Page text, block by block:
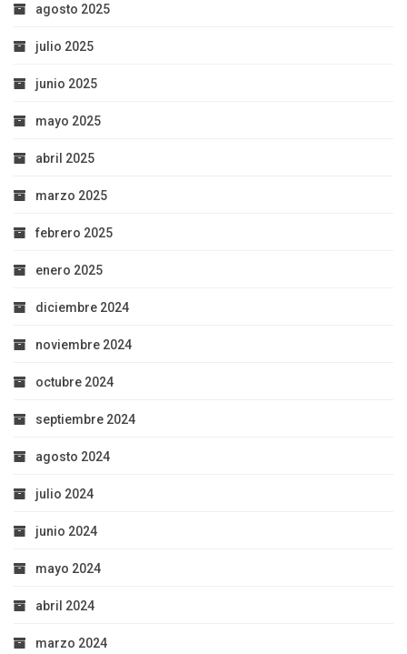
agosto 2025
julio 2025
junio 2025
mayo 2025
abril 2025
marzo 2025
febrero 2025
enero 2025
diciembre 2024
noviembre 2024
octubre 2024
septiembre 2024
agosto 2024
julio 2024
junio 2024
mayo 2024
abril 2024
marzo 2024